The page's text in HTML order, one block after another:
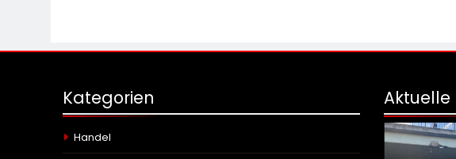
Kategorien
Handel
Aktuelle